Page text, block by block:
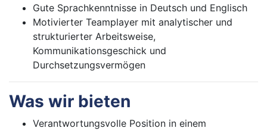
Gute Sprachkenntnisse in Deutsch und Englisch
Motivierter Teamplayer mit analytischer und
strukturierter Arbeitsweise,
Kommunikationsgeschick und
Durchsetzungsvermögen
Was wir bieten
Verantwortungsvolle Position in einem